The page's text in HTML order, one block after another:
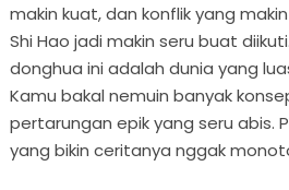
makin kuat, dan konflik yang
Shi Hao jadi makin seru buat
donghua ini adalah dunia yang
Kamu bakal nemuin banyak
pertarungan epik yang seru abis.
yang bikin ceritanya nggak